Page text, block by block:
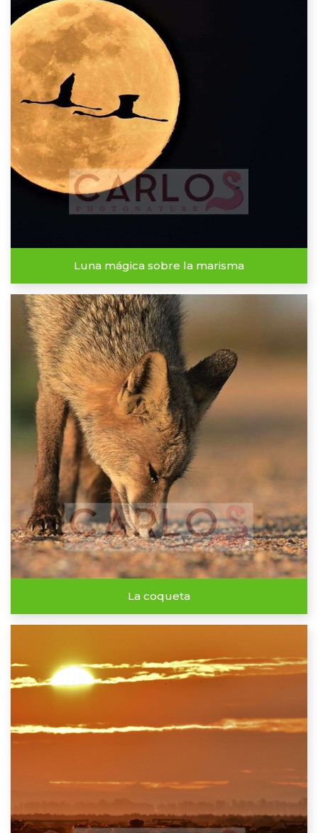
Luna mágica sobre la marisma
La coqueta